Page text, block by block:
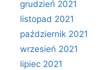
grudzień 2021
listopad 2021
październik 2021
wrzesień 2021
lipiec 2021